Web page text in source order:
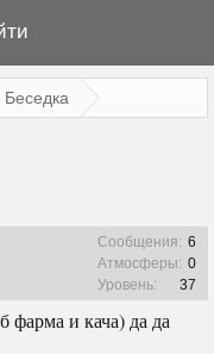
Беседка
Сообщения: 6
Атмосферы: 0
Уровень:
37
и кача) да да